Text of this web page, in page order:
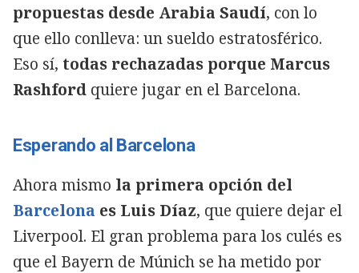
propuestas desde Arabia Saudí, con lo
que ello conlleva: un sueldo estratosférico.
Eso sí, todas rechazadas porque Marcus
Rashford quiere jugar en el Barcelona.
Esperando al Barcelona
Ahora mismo la primera opción del
Barcelona es Luis Díaz, que quiere dejar el
Liverpool. El gran problema para los culés es
que el Bayern de Múnich se ha metido por